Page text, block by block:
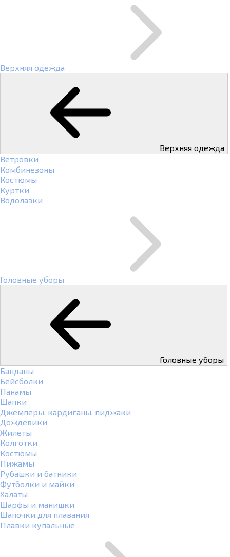
Верхняя одежда
Верхняя одежда
Ветровки
Комбинезоны
Костюмы
Куртки
Водолазки
Головные уборы
Головные уборы
Банданы
Бейсболки
Панамы
Шапки
Джемперы, кардиганы, пиджаки
Дождевики
Жилеты
Колготки
Костюмы
Пижамы
Рубашки и батники
Футболки и майки
Халаты
Шарфы и манишки
Шапочки для плавания
Плавки купальные